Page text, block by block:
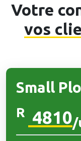
Votre
vos
Small
R 4810/